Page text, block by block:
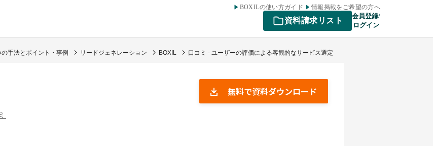
BOXILの使い方ガイド 情報掲載をご希望の方へ
資料請求リスト
会員登録/
ログイン
手法とポイント・事例 リードジェネレーション BOXIL 口コミ - ユーザーの評価による客観的なサービス選定
無料で資料ダウンロード